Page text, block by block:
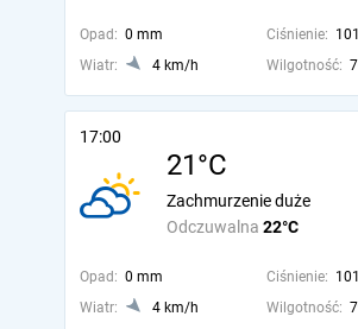
Opad: 0 mm Ciśnienie:
Wiatr:
4 km/h Wilgotność:
17:00
21°C
Odczuwalna 22°C
Zachmurzenie duże
Opad: 0 mm Ciśnienie:
Wiatr:
4 km/h Wilgotność: